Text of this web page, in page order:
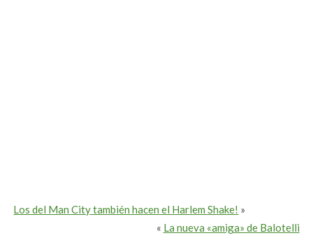
Los del Man City también hacen el Harlem Shake! »
« La nueva «amiga» de Balotelli